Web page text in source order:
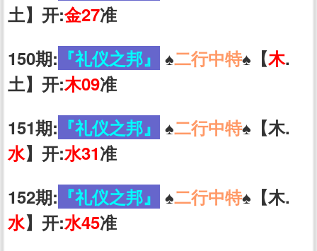
土】开:金27准
150期: 『礼仪之邦』 ♠️二行中特♠️【木.
土】开:木09准
151期: 『礼仪之邦』 ♠️二行中特♠️【木.
水】开:水31准
152期: 『礼仪之邦』 ♠️二行中特♠️【木.
水】开:水45准